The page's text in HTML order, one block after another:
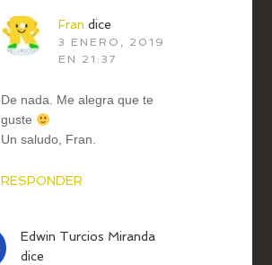
Fran dice
3 ENERO, 2019
EN 21:37
De nada. Me alegra que te
guste
Un saludo, Fran.
RESPONDER
Edwin Turcios Miranda
dice